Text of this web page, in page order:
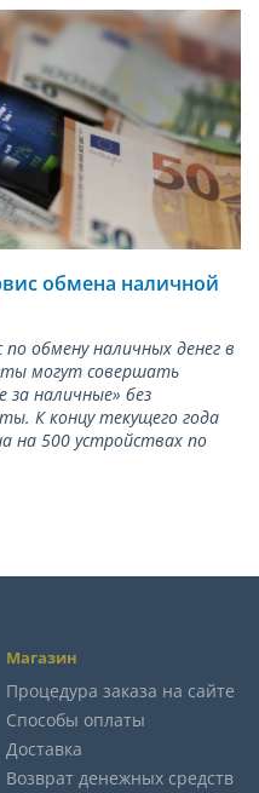
обмена наличной
обмену наличных денег в
могут совершать
за наличные» без
К концу текущего года
на 500 устройствах по
Магазин
Процедура заказа на сайте
Способы оплаты
Доставка
Возврат денежных средств